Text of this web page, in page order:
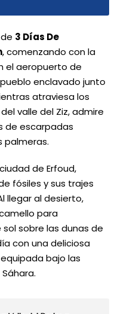
3 Días De
, comenzando con la
el aeropuerto de
enclavado junto
atraviesa los
valle del Ziz, admire
de escarpadas
palmeras.
de Erfoud,
fósiles y sus trajes
llegar al desierto,
para
sobre las dunas de
con una deliciosa
bajo las